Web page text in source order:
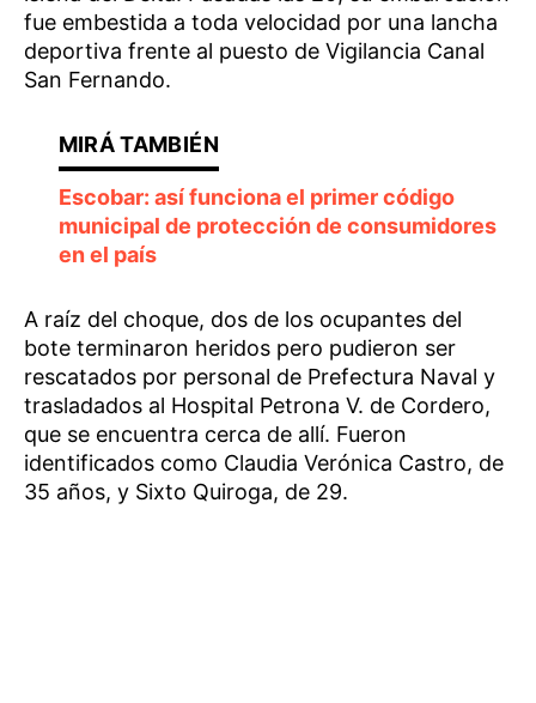
fue embestida a toda velocidad por una lancha
deportiva frente al puesto de Vigilancia Canal
San Fernando.
Escobar: así funciona el primer código
municipal de protección de consumidores
en el país
A raíz del choque, dos de los ocupantes del
bote terminaron heridos pero pudieron ser
rescatados por personal de Prefectura Naval y
trasladados al Hospital Petrona V. de Cordero,
que se encuentra cerca de allí. Fueron
identificados como Claudia Verónica Castro, de
35 años, y Sixto Quiroga, de 29.